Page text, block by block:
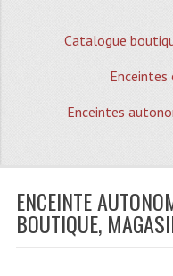
Le
Catalogue
Enceintes
Enceintes
ENCEINTE
BOUTIQUE,